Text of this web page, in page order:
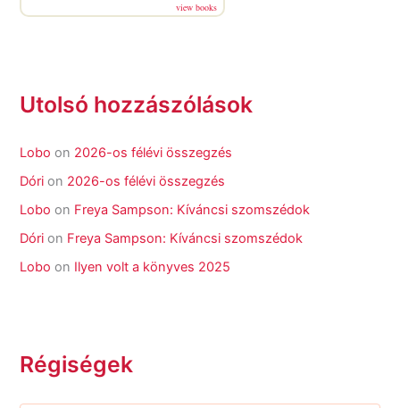
view books
Utolsó hozzászólások
Lobo on 2026-os félévi összegzés
Dóri on 2026-os félévi összegzés
Lobo on Freya Sampson: Kíváncsi szomszédok
Dóri on Freya Sampson: Kíváncsi szomszédok
Lobo on Ilyen volt a könyves 2025
Régiségek